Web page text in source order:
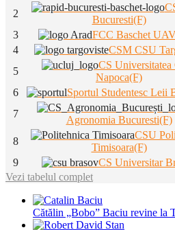
2
Bucuresti(F)
3
FCC Baschet
4
CSM CSU
5
CS
Napoca(F)
6
Sportul Studentesc Leii
7
Agronomia Bucuresti(F)
8
CSU
Timisoara(F)
9
CS Universitar
Vezi tabelul complet
Cătălin „Bobo” Baciu revine la